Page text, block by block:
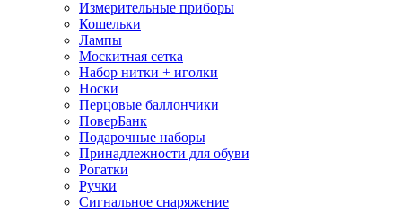
Измерительные приборы
Кошельки
Лампы
Москитная сетка
Набор нитки + иголки
Носки
Перцовые баллончики
ПоверБанк
Подарочные наборы
Принадлежности для обуви
Рогатки
Ручки
Сигнальное снаряжение